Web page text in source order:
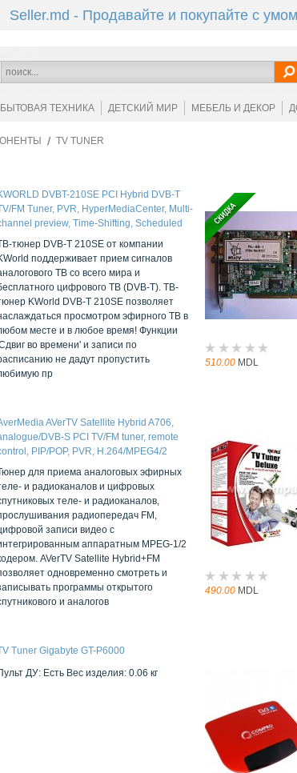
Seller.md - Продавайте и покупайте с умом
БЫТОВАЯ ТЕХНИКА ДЕТСКИЙ МИР МЕБЕЛЬ И ДЕКОР
TV TUNER
DVBT-210SE PCI Hybrid DVB-T
FM Tuner, PVR, HyperMediaCenter, Multi-
preview, Time-Shifting, Scheduled
in PC Power-Off Mode, remote
тюнер DVB-T 210SE от компании
поддерживает прием сигналов
ТВ со всего мира и
цифрового ТВ (DVB-T). ТВ-
KWorld DVB-T 210SE позволяет
просмотром эфирного ТВ в
месте и в любое время! Функции
во времени' и записи по
не дадут пропустить
пр
510.00 MDL
AVerTV Satellite Hybrid A706,
DVB-S PCI TV/FM tuner, remote
PIP/POP, PVR, Н.264/MPEG4/2
teletext, satellite internet support, 2
parallel tuners working
для приема аналоговых эфирных
и радиоканалов и цифровых
теле- и радиоканалов,
радиопередач FM,
записи видео с
аппаратным MPEG-1/2
AVerTV Satellite Hybrid+FM
одновременно смотреть и
программы открытого
и аналогов
490.00 MDL
Tuner Gigabyte GT-P6000
ДУ: Есть Вес изделия: 0.06 кг